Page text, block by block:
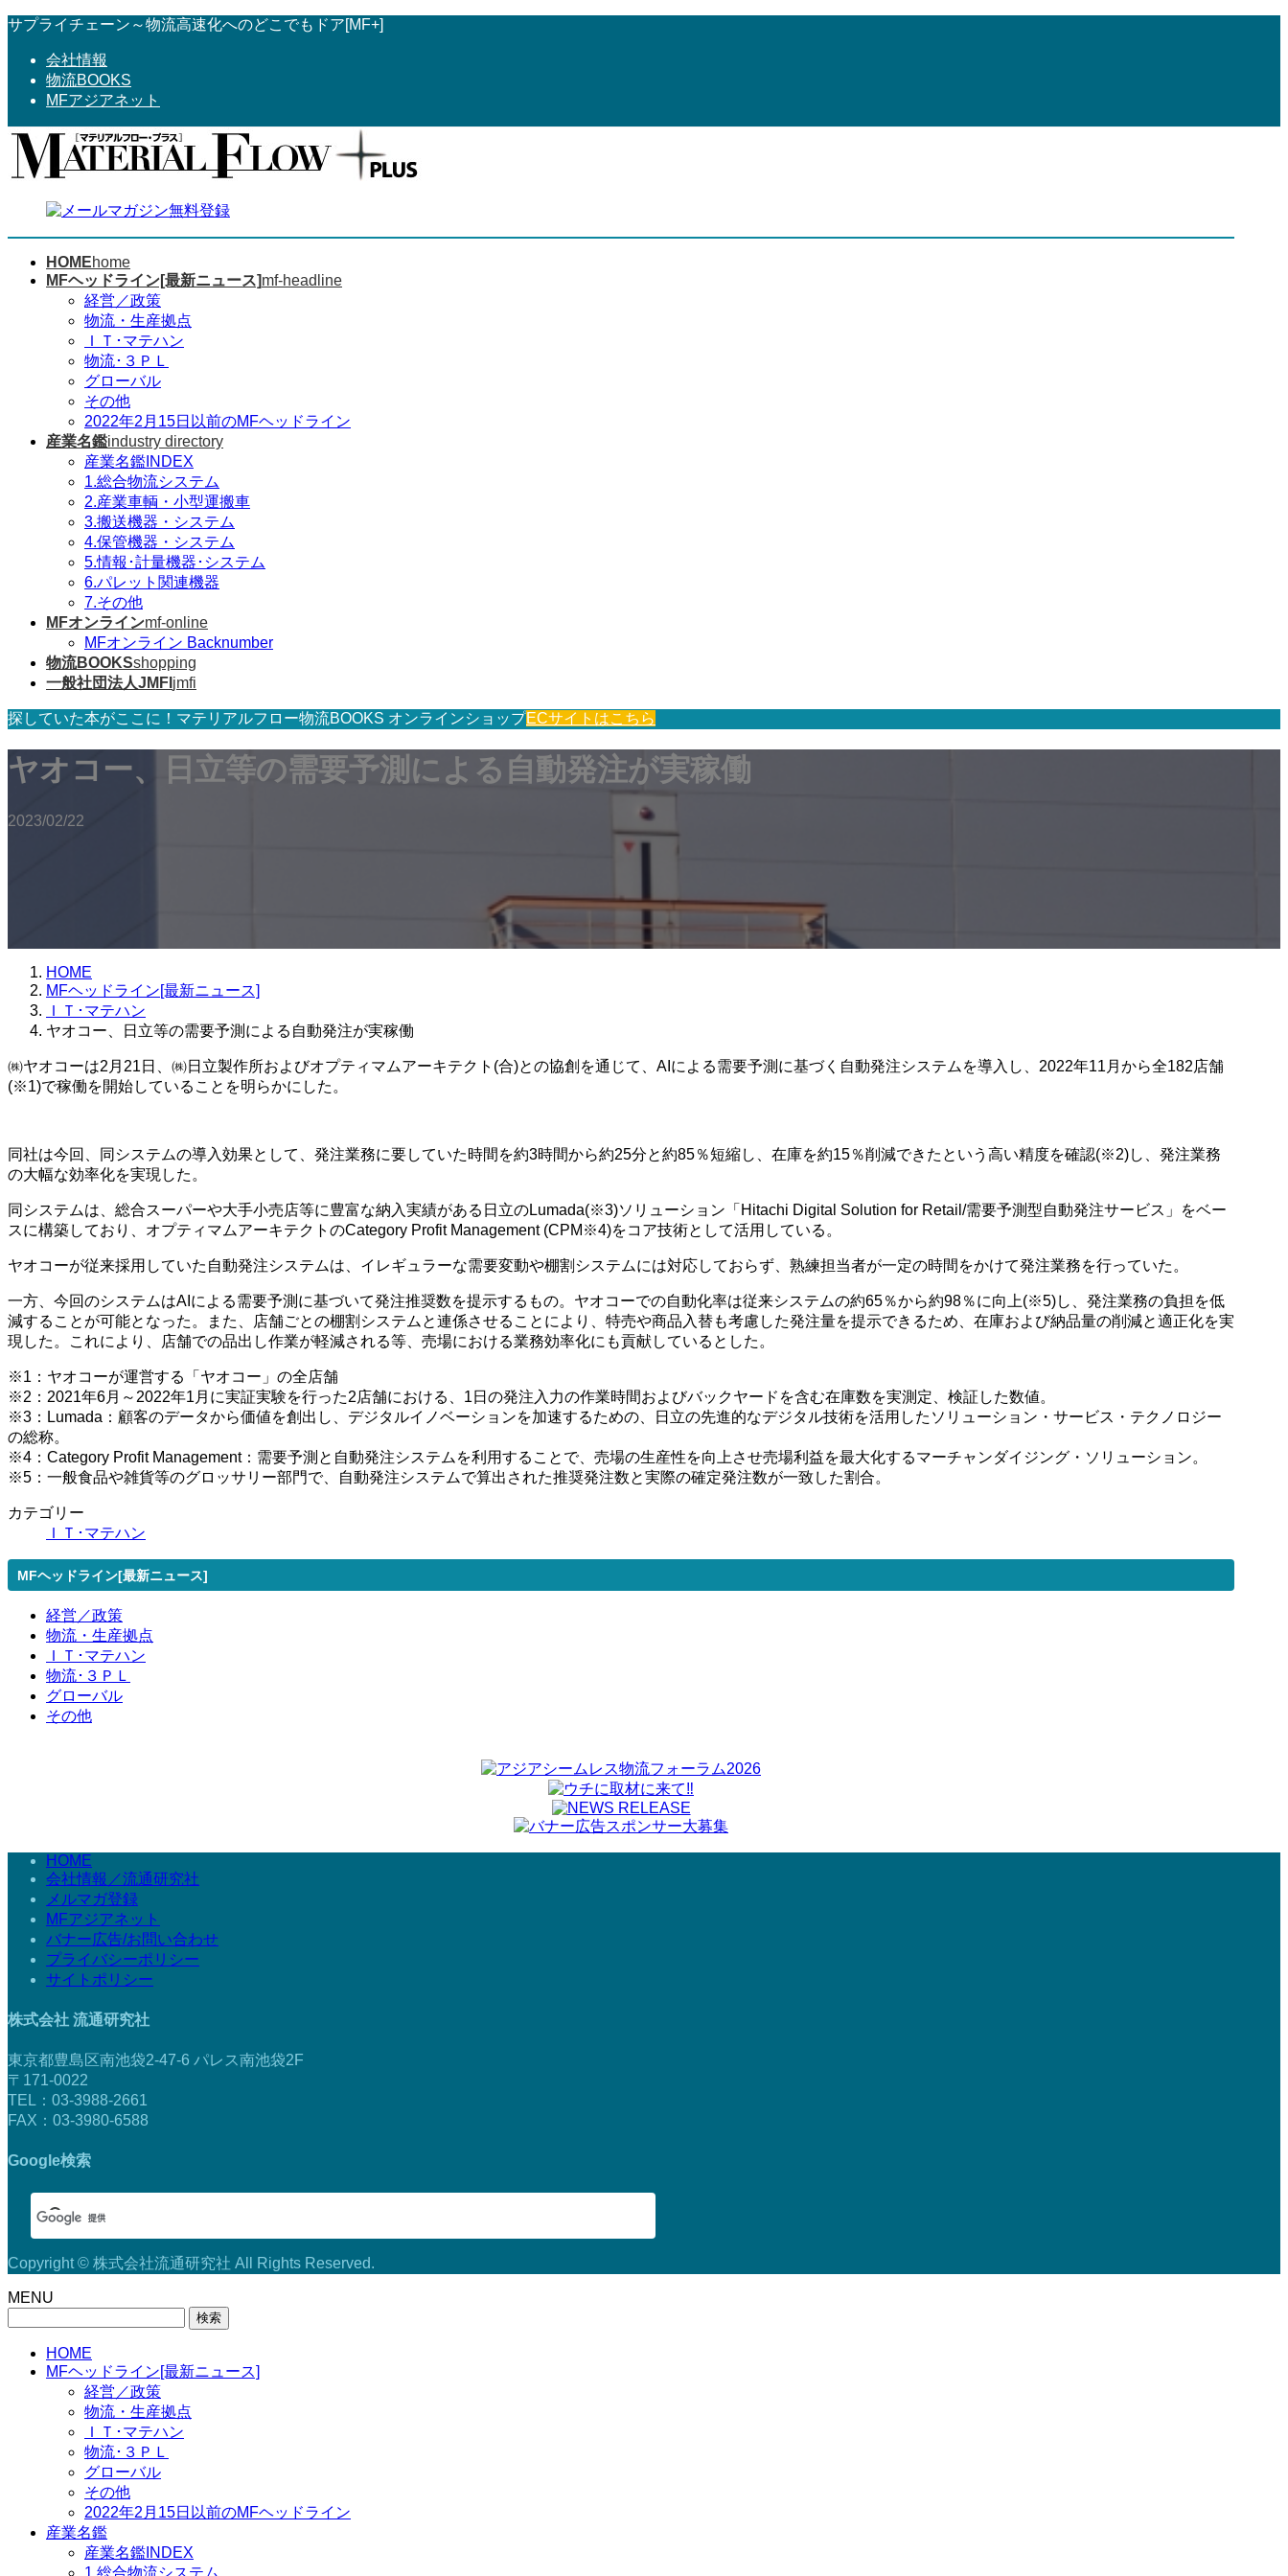
コ
へ
ス
ナ
ョ
ン
サプライチェーン～物流高速化へのどこでもドア[MF+]
会社情報
物流BOOKS
MFアジアネット
HOMEhome
MFヘッドライン[最新ニュース]mf-headline
経営／政策
物流・生産拠点
ＩＴ･マテハン
物流･３ＰＬ
グローバル
その他
2022年2月15日以前のMFヘッドライン
産業名鑑industry directory
産業名鑑INDEX
1.総合物流システム
2.産業車輌・小型運搬車
3.搬送機器・システム
4.保管機器・システム
5.情報･計量機器･システム
6.パレット関連機器
7.その他
MFオンラインmf-online
MFオンライン Backnumber
物流BOOKSshopping
一般社団法人JMFI jmfi
探していた本がここに！マテリアルフロー物流BOOKS オンラインショップECサイトはこちら
ヤオコー、日立等の需要予測による自動発注が実稼働
2023/02/22
HOME
MFヘッドライン[最新ニュース]
ＩＴ･マテハン
ヤオコー、日立等の需要予測による自動発注が実稼働
㈱ヤオコーは2月21日、㈱日立製作所およびオプティマムアーキテクト(合)との協創を通じて、AIによる需要予測に基づく自動発注システムを導入し、2022年11月から全182店舗
(※1)で稼働を開始していることを明らかにした。
同社は今回、同システムの導入効果として、発注業務に要していた時間を約3時間から約25分と約85％短縮し、在庫を約15％削減できたという高い精度を確認(※2)し、発注業務
の大幅な効率化を実現した。
同システムは、総合スーパーや大手小売店等に豊富な納入実績がある日立のLumada(※3)ソリューション「Hitachi Digital Solution for Retail/需要予測型自動発注サービス」をベー
スに構築しており、オプティマムアーキテクトのCategory Profit Management (CPM※4)をコア技術として活用している。
ヤオコーが従来採用していた自動発注システムは、イレギュラーな需要変動や棚割システムには対応しておらず、熟練担当者が一定の時間をかけて発注業務を行っていた。
一方、今回のシステムはAIによる需要予測に基づいて発注推奨数を提示するもの。ヤオコーでの自動化率は従来システムの約65％から約98％に向上(※5)し、発注業務の負担を低
減することが可能となった。また、店舗ごとの棚割システムと連係させることにより、特売や商品入替も考慮した発注量を提示できるため、在庫および納品量の削減と適正化を実
現した。これにより、店舗での品出し作業が軽減される等、売場における業務効率化にも貢献しているとした。
※1：ヤオコーが運営する「ヤオコー」の全店舗
※2：2021年6月～2022年1月に実証実験を行った2店舗における、1日の発注入力の作業時間およびバックヤードを含む在庫数を実測定、検証した数値。
※3：Lumada：顧客のデータから価値を創出し、デジタルイノベーションを加速するための、日立の先進的なデジタル技術を活用したソリューション・サービス・テクノロジー
の総称。
※4：Category Profit Management：需要予測と自動発注システムを利用することで、売場の生産性を向上させ売場利益を最大化するマーチャンダイジング・ソリューション。
※5：一般食品や雑貨等のグロッサリー部門で、自動発注システムで算出された推奨発注数と実際の確定発注数が一致した割合。
カテゴリー
ＩＴ･マテハン
MFヘッドライン[最新ニュース]
経営／政策
物流・生産拠点
ＩＴ･マテハン
物流･３ＰＬ
グローバル
その他
HOME
会社情報／流通研究社
メルマガ登録
MFアジアネット
バナー広告/お問い合わせ
プライバシーポリシー
サイトポリシー
株式会社 流通研究社
東京都豊島区南池袋2-47-6 パレス南池袋2F
〒171-0022
TEL：03-3988-2661
FAX：03-3980-6588
Google検索
Copyright © 株式会社流通研究社 All Rights Reserved.
MENU
HOME
MFヘッドライン[最新ニュース]
経営／政策
物流・生産拠点
ＩＴ･マテハン
物流･３ＰＬ
グローバル
その他
2022年2月15日以前のMFヘッドライン
産業名鑑
産業名鑑INDEX
1.総合物流システム